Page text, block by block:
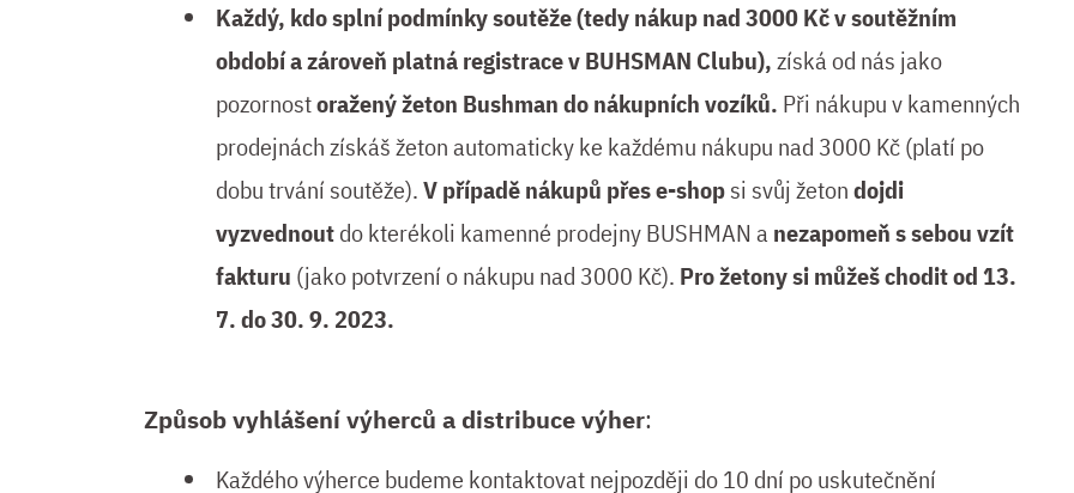
Každý, kdo splní podmínky soutěže (tedy nákup nad 3000 Kč v soutěžním
období a zároveň platná registrace v BUHSMAN Clubu),získá od nás jako
pozornostoražený žeton Bushman do nákupních vozíků. Při nákupu v kamenných
prodejnách získáš žeton automaticky ke každému nákupu nad 3000 Kč (platí po
dobu trvání soutěže).V případě nákupů přes e-shopsi svůj žetondojdi
vyzvednoutdo kterékoli kamenné prodejny BUSHMAN anezapomeň s sebou vzít
fakturu (jako potvrzení o nákupu nad 3000 Kč). Pro žetony si můžeš chodit od 13.
7. do 30. 9. 2023.
Způsob vyhlášení výherců a distribuce výher:
Každého výherce budeme kontaktovat nejpozději do 10 dní po uskutečnění